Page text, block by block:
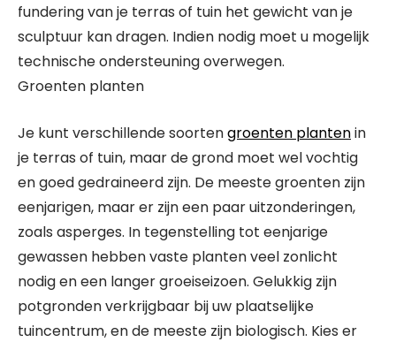
fundering van je terras of tuin het gewicht van je
sculptuur kan dragen. Indien nodig moet u mogelijk
technische ondersteuning overwegen.
Groenten planten
Je kunt verschillende soortengroenten plantenin
je terras of tuin, maar de grond moet wel vochtig
en goed gedraineerd zijn. De meeste groenten zijn
eenjarigen, maar er zijn een paar uitzonderingen,
zoals asperges. In tegenstelling tot eenjarige
gewassen hebben vaste planten veel zonlicht
nodig en een langer groeiseizoen. Gelukkig zijn
potgronden verkrijgbaar bij uw plaatselijke
tuincentrum, en de meeste zijn biologisch. Kies er